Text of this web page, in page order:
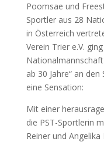
Poomsae und
Sportler aus 28
in Österreich
Verein Trier e.V.
ab 30 Jahre“ an
eine Sensation:
Mit einer
die PST-Sportlerin
Reiner und